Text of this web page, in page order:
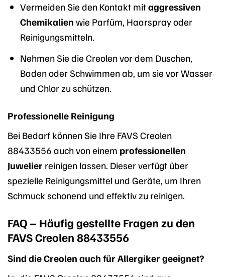
Vermeiden Sie den Kontakt mit aggressiven
Chemikalien wie Parfüm, Haarspray oder
Reinigungsmitteln.
Nehmen Sie die Creolen vor dem Duschen,
Baden oder Schwimmen ab, um sie vor Wasser
und Chlor zu schützen.
Professionelle Reinigung
Bei Bedarf können Sie Ihre FAVS Creolen
88433556 auch von einem professionellen
Juwelier reinigen lassen. Dieser verfügt über
spezielle Reinigungsmittel und Geräte, um Ihren
Schmuck schonend und effektiv zu reinigen.
FAQ – Häufig gestellte Fragen zu den
FAVS Creolen 88433556
Sind die Creolen auch für Allergiker geeignet?